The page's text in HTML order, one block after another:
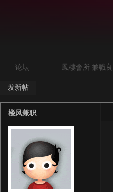
论坛 鳳樓會所 兼職
发新帖
楼凤兼职